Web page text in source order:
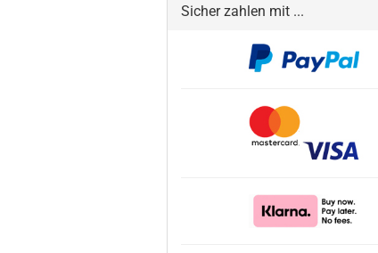
Sicher zahlen mit ...